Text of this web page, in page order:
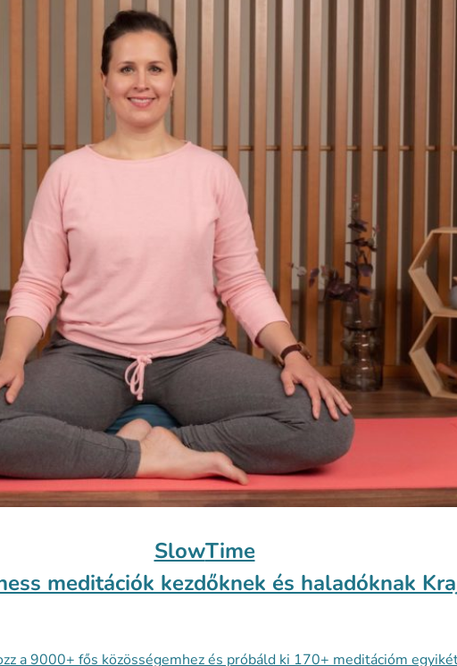
SlowTime
meditációk kezdőknek és haladóknak
a 9000+ fős közösségemhez és próbáld ki 170+ meditációm